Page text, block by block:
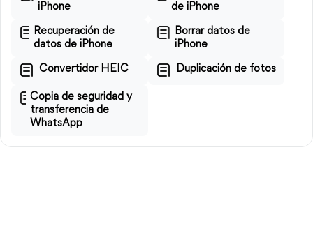
iPhone
de iPhone
Recuperación de
datos de iPhone
Borrar datos de
iPhone
Convertidor HEIC Duplicación de fotos
Copia de seguridad y
transferencia de
WhatsApp